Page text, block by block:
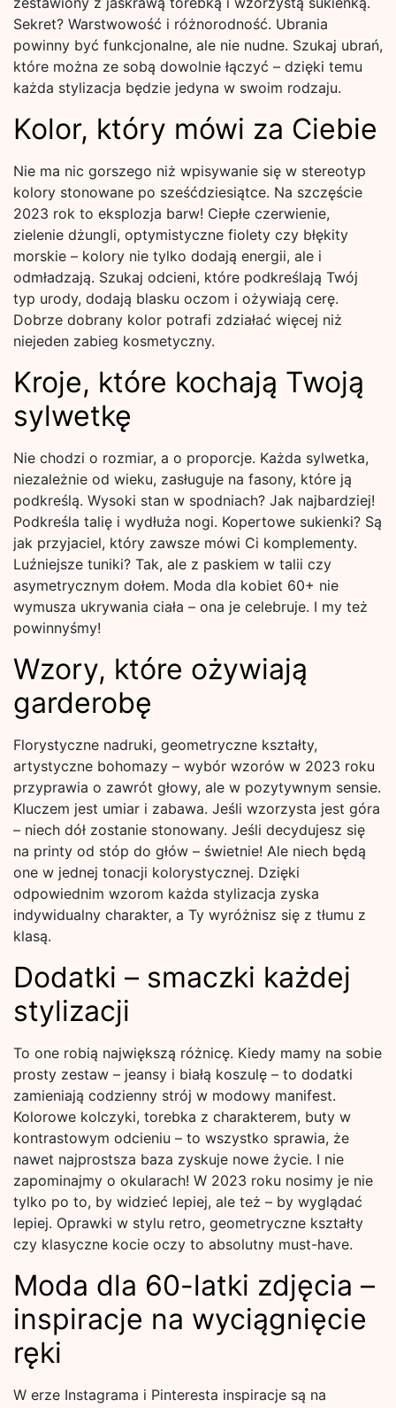
Sekret? Warstwowość i różnorodność. Ubrania
powinny być funkcjonalne, ale nie nudne. Szukaj ubrań,
które można ze sobą dowolnie łączyć – dzięki temu
każda stylizacja będzie jedyna w swoim rodzaju.
Kolor, który mówi za Ciebie
Nie ma nic gorszego niż wpisywanie się w stereotyp
kolory stonowane po sześćdziesiątce. Na szczęście
2023 rok to eksplozja barw! Ciepłe czerwienie,
zielenie dżungli, optymistyczne fiolety czy błękity
morskie – kolory nie tylko dodają energii, ale i
odmładzają. Szukaj odcieni, które podkreślają Twój
typ urody, dodają blasku oczom i ożywiają cerę.
Dobrze dobrany kolor potrafi zdziałać więcej niż
niejeden zabieg kosmetyczny.
Kroje, które kochają Twoją
sylwetkę
Nie chodzi o rozmiar, a o proporcje. Każda sylwetka,
niezależnie od wieku, zasługuje na fasony, które ją
podkreślą. Wysoki stan w spodniach? Jak najbardziej!
Podkreśla talię i wydłuża nogi. Kopertowe sukienki? Są
jak przyjaciel, który zawsze mówi Ci komplementy.
Luźniejsze tuniki? Tak, ale z paskiem w talii czy
asymetrycznym dołem. Moda dla kobiet 60+ nie
wymusza ukrywania ciała – ona je celebruje. I my też
powinnyśmy!
Wzory, które ożywiają
garderobę
Florystyczne nadruki, geometryczne kształty,
artystyczne bohomazy – wybór wzorów w 2023 roku
przyprawia o zawrót głowy, ale w pozytywnym sensie.
Kluczem jest umiar i zabawa. Jeśli wzorzysta jest góra
– niech dół zostanie stonowany. Jeśli decydujesz się
na printy od stóp do głów – świetnie! Ale niech będą
one w jednej tonacji kolorystycznej. Dzięki
odpowiednim wzorom każda stylizacja zyska
indywidualny charakter, a Ty wyróżnisz się z tłumu z
klasą.
Dodatki – smaczki każdej
stylizacji
To one robią największą różnicę. Kiedy mamy na sobie
prosty zestaw – jeansy i białą koszulę – to dodatki
zamieniają codzienny strój w modowy manifest.
Kolorowe kolczyki, torebka z charakterem, buty w
kontrastowym odcieniu – to wszystko sprawia, że
nawet najprostsza baza zyskuje nowe życie. I nie
zapominajmy o okularach! W 2023 roku nosimy je nie
tylko po to, by widzieć lepiej, ale też – by wyglądać
lepiej. Oprawki w stylu retro, geometryczne kształty
czy klasyczne kocie oczy to absolutny must-have.
Moda dla 60-latki zdjęcia –
inspiracje na wyciągnięcie
ręki
W erze Instagrama i Pinteresta inspiracje są na